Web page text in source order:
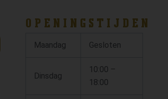
OPENINGSTIJDEN
Maandag Gesloten
Dinsdag
10:00 –
18:00